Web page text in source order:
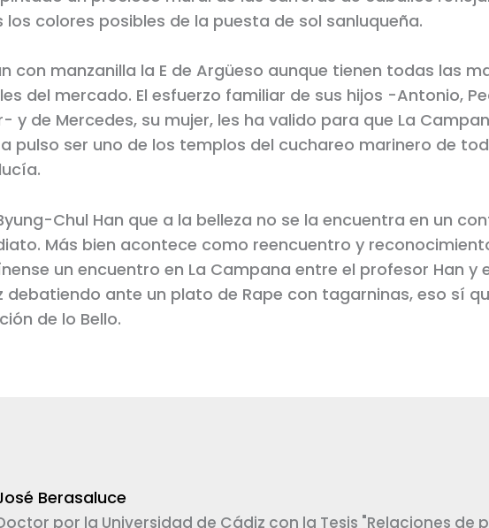
los colores posibles de la puesta de sol sanluqueña.
con manzanilla la E de Argüeso aunque tienen todas las
del mercado. El esfuerzo familiar de sus hijos -Antonio,
y de Mercedes, su mujer, les ha valido para que La
pulso ser uno de los templos del cuchareo marinero de
Chul Han que a la belleza no se la encuentra en un
Más bien acontece como reencuentro y
un encuentro en La Campana entre el profesor Han y
debatiendo ante un plato de Rape con tagarninas, eso sí
de lo Bello.
Berasaluce
por la Universidad de Cádiz con la Tesis "Relaciones de